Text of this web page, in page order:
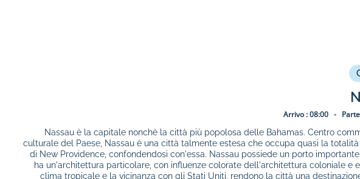
Arrivo :08:00 -
Nassau è la capitale nonchè la città più popolosa delle Bahamas. Centro
culturale del Paese, Nassau è una città talmente estesa che occupa quasi la
di New Providence, confondendosi con'essa. Nassau possiede un porto
ha un'architettura particolare, con influenze colorate dell'architettura coloniale e
clima tropicale e la vicinanza con gli Stati Uniti, rendono la città una